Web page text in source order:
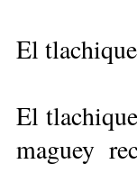
El
El
maguey